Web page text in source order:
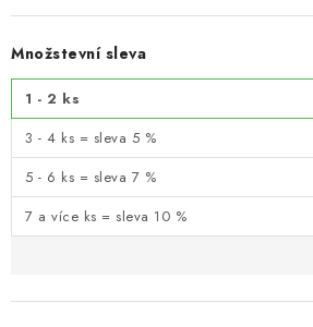
Množstevní sleva
1 - 2 ks
3 - 4 ks = sleva 5 %
5 - 6 ks = sleva 7 %
7 a více ks = sleva 10 %